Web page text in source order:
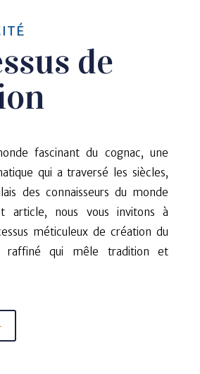
de
fascinant du cognac, une
qui a traversé les siècles,
des connaisseurs du monde
article, nous vous invitons à
méticuleux de création du
raffiné qui mêle tradition et